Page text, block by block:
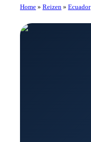
Home » Reizen » Ecuador